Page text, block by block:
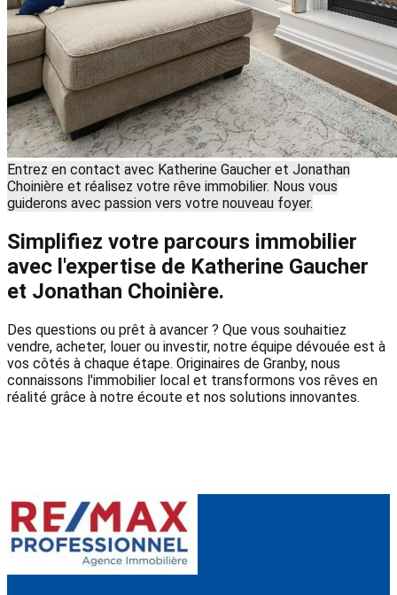
Entrez en contact avec Katherine Gaucher et Jonathan
Choinière et réalisez votre rêve immobilier. Nous vous
guiderons avec passion vers votre nouveau foyer.
Simplifiez votre parcours immobilier
avec l'expertise de Katherine Gaucher
et Jonathan Choinière.
Des questions ou prêt à avancer ? Que vous souhaitiez
vendre, acheter, louer ou investir, notre équipe dévouée est à
vos côtés à chaque étape. Originaires de Granby, nous
connaissons l'immobilier local et transformons vos rêves en
réalité grâce à notre écoute et nos solutions innovantes.